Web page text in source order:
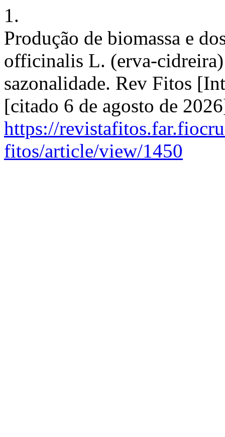
1.
Produção de biomassa e
officinalis L. (erva-cidreira)
sazonalidade. Rev Fitos
[citado 6 de agosto de
https://
fitos/article/view/1450